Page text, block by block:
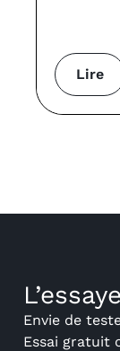
Lire
Envie de
Essai gratuit